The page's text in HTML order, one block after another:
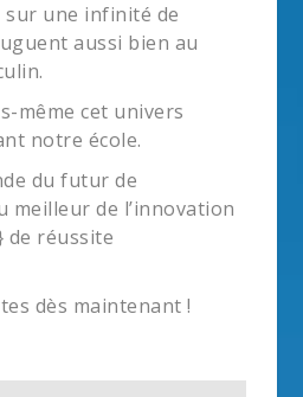
sur une infinité de
aussi bien au
même cet univers
notre école.
du futur de
meilleur de l’innovation
de réussite
dès maintenant !